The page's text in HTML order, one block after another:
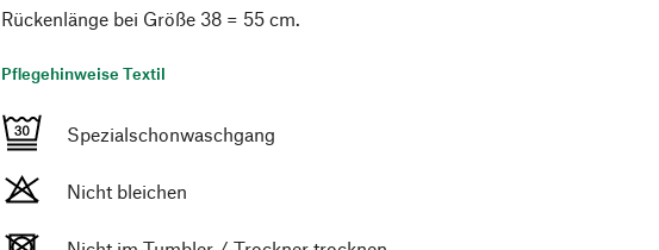
Rückenlänge bei Größe 38 = 55 cm.
Pflegehinweise Textil
Spezialschonwaschgang
Nicht bleichen